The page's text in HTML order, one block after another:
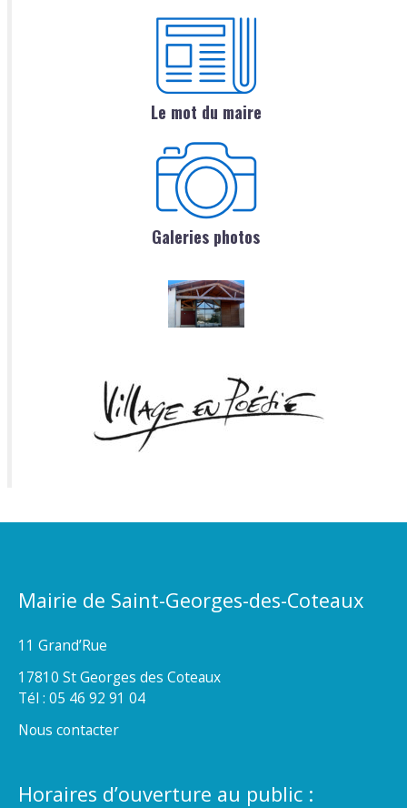
Le mot du maire
Galeries photos
Mairie de Saint-Georges-des-Coteaux
11 Grand’Rue
17810 St Georges des Coteaux
Tél : 05 46 92 91 04
Nous contacter
Horaires d’ouverture au public :